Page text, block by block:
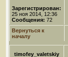
Зарегистрирован:
25 ноя 2014, 12:36
Сообщения: 72
Вернуться к
началу
timofey_valetskiy